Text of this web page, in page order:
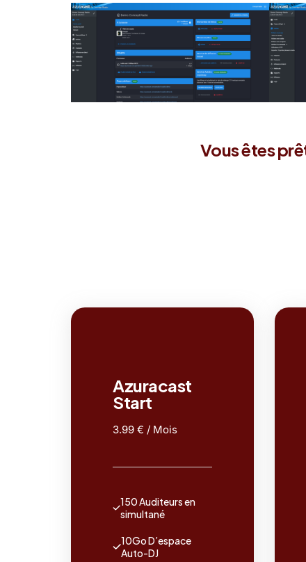
Vous êtes
Azuracast
Start
3.99 € / Mois
150 Auditeurs en
simultané
10Go D’espace
Auto-DJ